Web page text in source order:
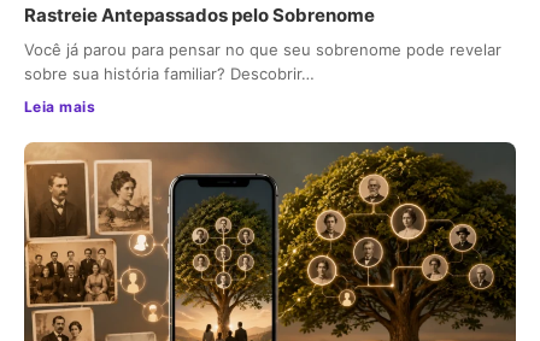
Rastreie Antepassados pelo Sobrenome
Você já parou para pensar no que seu sobrenome pode revelar
sobre sua história familiar? Descobrir…
Leia mais